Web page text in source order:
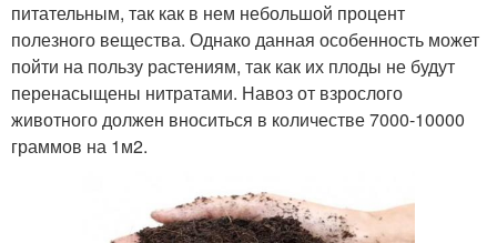
питательным, так как в нем небольшой процент
полезного вещества. Однако данная особенность может
пойти на пользу растениям, так как их плоды не будут
перенасыщены нитратами. Навоз от взрослого
животного должен вноситься в количестве 7000-10000
граммов на 1м2.